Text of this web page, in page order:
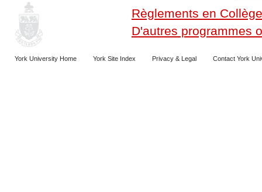
Règlements en
D'autres programmes
York University Home York Site Index Privacy & Legal Contact York